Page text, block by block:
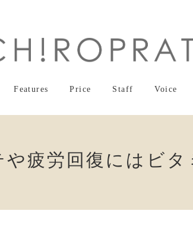
Features Price Staff Voice
や疲労回復にはビタ